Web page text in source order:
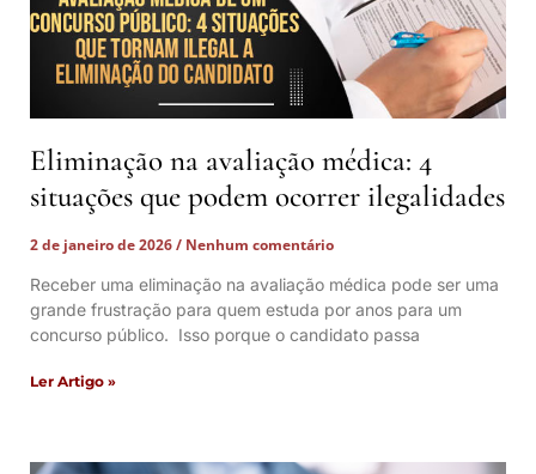
Eliminação na avaliação médica: 4
situações que podem ocorrer ilegalidades
2 de janeiro de 2026
Nenhum comentário
Receber uma eliminação na avaliação médica pode ser uma
grande frustração para quem estuda por anos para um
concurso público. Isso porque o candidato passa
Ler Artigo »